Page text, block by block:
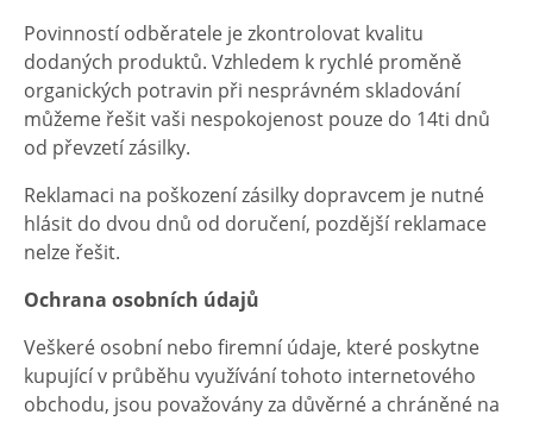
Povinností odběratele je zkontrolovat kvalitu
dodaných produktů. Vzhledem k rychlé proměně
organických potravin při nesprávném skladování
můžeme řešit vaši nespokojenost pouze do 14ti dnů
od převzetí zásilky.
Reklamaci na poškození zásilky dopravcem je nutné
hlásit do dvou dnů od doručení, pozdější reklamace
nelze řešit.
Ochrana osobních údajů
Veškeré osobní nebo firemní údaje, které poskytne
kupující v průběhu využívání tohoto internetového
obchodu, jsou považovány za důvěrné a chráněné na